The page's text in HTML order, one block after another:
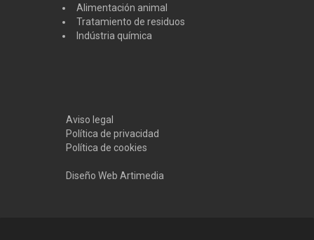
Alimentación animal
Tratamiento de residuos
Indústria química
Aviso legal
Política de privacidad
Política de cookies
Diseño Web Artimedia